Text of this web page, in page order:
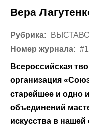
Вера
Рубрика:
Номер журнала:
Всероссийская
организация
старейшее и одно
объединений
искусства в